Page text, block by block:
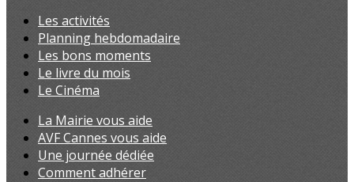
Les activités
Planning hebdomadaire
Les bons moments
Le livre du mois
Le Cinéma
La Mairie vous aide
AVF Cannes vous aide
Une journée dédiée
Comment adhérer